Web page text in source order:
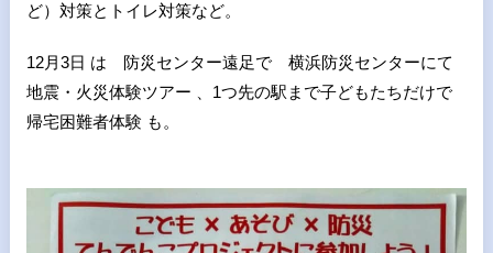
ど）対策とトイレ対策など。
12月3日 は 防災センター遠足で 横浜防災センターにて
地震・火災体験ツアー 、1つ先の駅まで子どもたちだけで
帰宅困難者体験 も。